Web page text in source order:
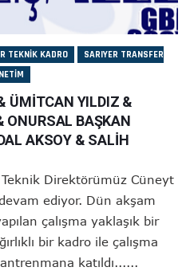
TEKNIK KADRO
SARIYER TRANSFER
ÜMİTCAN YILDIZ &
ONURSAL BAŞKAN
AKSOY & SALİH
Teknik Direktörümüz Cüneyt
ediyor. Dün akşam
çalışma yaklaşık bir
bir kadro ile çalışma
katıldı......